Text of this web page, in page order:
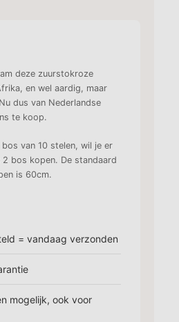
deze zuurstokroze
en wel aardig, maar
dus van Nederlandse
te koop.
van 10 stelen, wil je er
bos kopen. De standaard
is 60cm.
= vandaag verzonden
mogelijk, ook voor